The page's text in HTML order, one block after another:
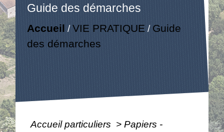
Guide des démarches
Accueil /VIE PRATIQUE / Guide
des démarches
Accueil particuliers > Papiers -